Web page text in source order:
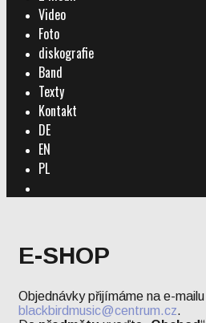
Video
Foto
diskografie
Band
Texty
Kontakt
DE
EN
PL
E-SHOP
Objednávky přijímáme na e-mailu
blackbirdmusic@centrum.cz.